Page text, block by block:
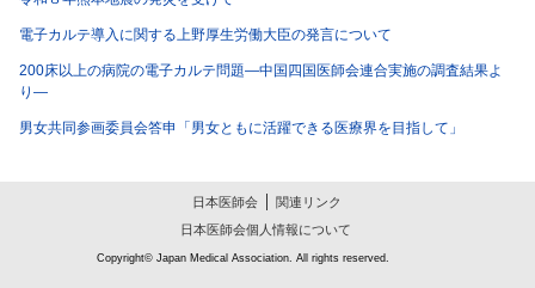
電子カルテ導入に関する上野厚生労働大臣の発言について
200床以上の病院の電子カルテ問題―中国四国医師会連合実施の調査結果よ
り―
男女共同参画委員会答申「男女ともに活躍できる医療界を目指して」
日本医師会
関連リンク
日本医師会個人情報について
Copyright© Japan Medical Association. All rights reserved.